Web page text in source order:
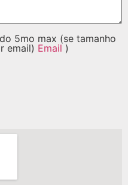
5mo max (se tamanho
email) Email )